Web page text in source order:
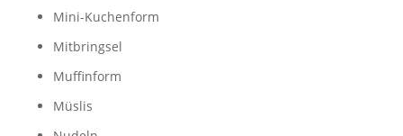
Mini-Kuchenform
Mitbringsel
Muffinform
Müslis